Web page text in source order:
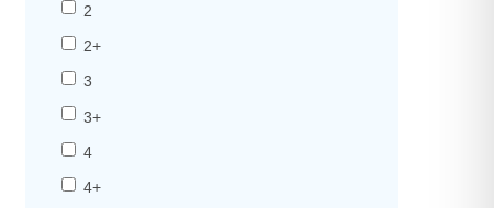
2
2+
3
3+
4
4+